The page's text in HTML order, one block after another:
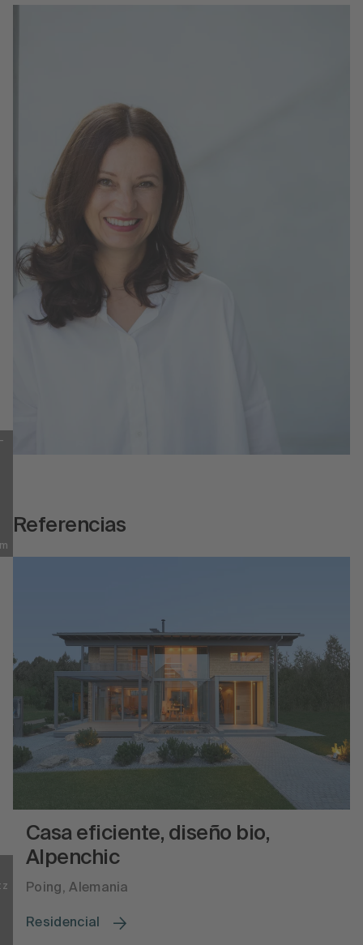
Referencias
Casa eficiente, diseño bio,
Alpenchic
Poing, Alemania
Residencial